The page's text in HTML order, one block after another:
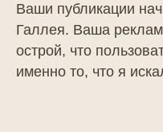
Ваши публикации
Галлея. Ваша
острой, что
именно то, что я